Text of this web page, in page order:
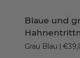
SCHNELL
Blaue
und
Wollmütze
Blaue und
Grau Blau